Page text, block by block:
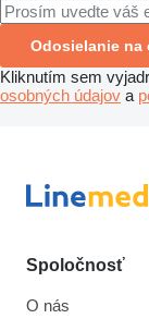
Odosielanie na
Kliknutím sem
osobných údajov a
Spoločnosť
O nás